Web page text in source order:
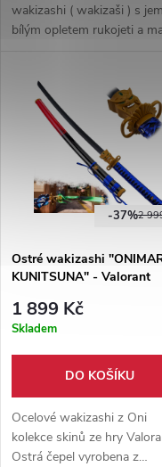
wakizashi ( wakizaši ) s
bílým opletem rukojeti a
rozborky. Dodáváno s
hávem pro přenos.
2
-37%
Ostré wakizashi
KUNITSUNA" - Valorant
1 899 Kč
Skladem
DO KOŠÍKU
Ocelové wakizashi z Oni
kolekce skinů ze hry
Ostrá čepel vyrobena z